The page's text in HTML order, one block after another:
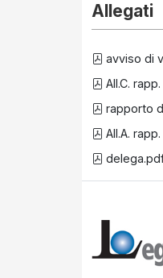
Allegati
avviso di
All.C.
rapporto
All.A.